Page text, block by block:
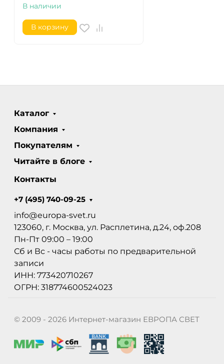
В наличии
В корзину
Каталог
Компания
Покупателям
Читайте в блоге
Контакты
+7 (495) 740-09-25
info@europa-svet.ru
123060, г. Москва, ул. Расплетина, д.24, оф.208
Пн-Пт 09:00 – 19:00
Сб и Вс - часы работы по предварительной
записи
ИНН: 773420710267
ОГРН: 318774600524023
© 2009 - 2026 Интернет-магазин ЕВРОПА СВЕТ